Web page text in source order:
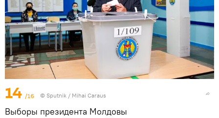
14 /16 © Sputnik / Mihai Caraus
Выборы президента Молдовы